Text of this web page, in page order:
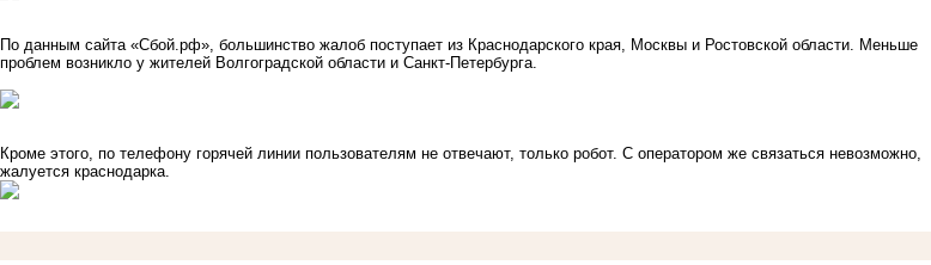
По данным сайта «Сбой.рф», большинство жалоб поступает из Краснодарского края, Москвы и Ростовской области. Меньше
проблем возникло у жителей Волгоградской области и Санкт-Петербурга.
Кроме этого, по телефону горячей линии пользователям не отвечают, только робот. С оператором же связаться невозможно,
жалуется краснодарка.